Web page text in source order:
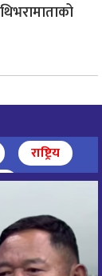
सुरुवात गर्दै,
दर्शन गरि
राष्ट्रिय